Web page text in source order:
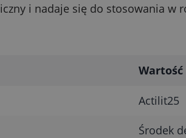
i nadaje się do stosowania w
Wartość
Actilit25
Środek